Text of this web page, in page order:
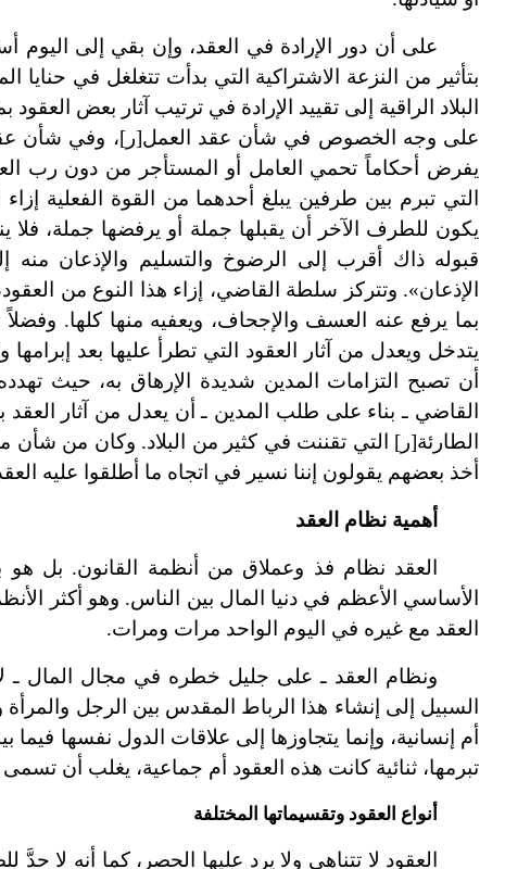
على أن دور الإرادة في العقد، وإن بقي إلى اليوم
بتأثير من النزعة الاشتراكية التي بدأت تتغلغل في
البلاد الراقية إلى تقييد الإرادة في ترتيب آثار بعض
على وجه الخصوص في شأن عقد العمل[ر]، وفي شأن عقد
يفرض أحكاماً تحمي العامل أو المستأجر من دون رب
التي تبرم بين طرفين يبلغ أحدهما من القوة الفعلية
يكون للطرف الآخر أن يقبلها جملة أو يرفضها جملة،
قبوله ذاك أقرب إلى الرضوخ والتسليم والإذعان
الإذعان». وتتركز سلطة القاضي، إزاء هذا النوع من
بما يرفع عنه العسف والإجحاف، ويعفيه منها كلها.
يتدخل ويعدل من آثار العقود التي تطرأ عليها بعد
أن تصبح التزامات المدين شديدة الإرهاق به، حيث
القاضي ـ بناء على طلب المدين ـ أن يعدل من آثار
الطارئة[ر] التي تقننت في كثير من البلاد. وكان من شأن
أخذ بعضهم يقولون إننا نسير في اتجاه ما أطلقوا عليه
أهمية نظام العقد
العقد نظام فذ وعملاق من أنظمة القانون. بل هو
الأساسي الأعظم في دنيا المال بين الناس. وهو أكثر
العقد مع غيره في اليوم الواحد مرات ومرات.
ونظام العقد ـ على جليل خطره في مجال المال ـ
السبيل إلى إنشاء هذا الرباط المقدس بين الرجل
أم إنسانية، وإنما يتجاوزها إلى علاقات الدول نفسها
تبرمها، ثنائية كانت هذه العقود أم جماعية، يغلب أن تسمى
أنواع العقود وتقسيماتها المختلفة
العقود لا تتناهى ولا يرد عليها الحصر، كما أنه لا